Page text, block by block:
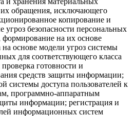
обращения, исключающего
копирование и
угроз безопасности персональных
на их основе
на основе модели угроз системы
для соответствующего класса
готовности и
средств защиты информации;
системы доступа пользователей к
программно-аппаратным
информации; регистрация и
информационных систем